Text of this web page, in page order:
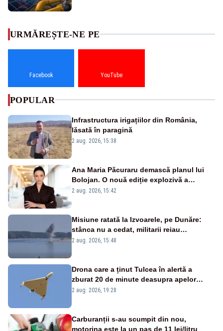
URMĂREȘTE-NE PE
Facebook YouTube
POPULAR
Infrastructura irigațiilor din România,
lăsată în paragină
2 aug. 2026, 15:38
Ana Maria Păcuraru demască planul lui
Bolojan. O nouă ediție explozivă a
emisiunii „Miza Zilei” la Realitatea PLUS
2 aug. 2026, 15:42
Misiune ratată la Izvoarele, pe Dunăre:
stânca nu a cedat, militarii reiau
detonările luni – VIDEO
2 aug. 2026, 15:48
Drona care a ținut Tulcea în alertă a
zburat 20 de minute deasupra apelor
României. Au fost ridicate două F-16
2 aug. 2026, 19:28
Carburanții s-au scumpit din nou,
motorina este la un pas de 11 lei/litru